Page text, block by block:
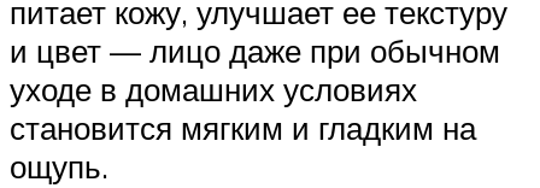
питает кожу, улучшает ее текстуру
и цвет — лицо даже при обычном
уходе в домашних условиях
становится мягким и гладким на
ощупь.